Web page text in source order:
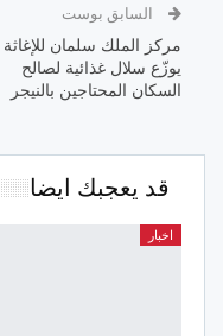
السابق بوست
مركز الملك سلمان للإغاثة
يوزّع سلال غذائية لصالح
السكان المحتاجين بالنيجر
قد يعجبك ايضا
اخبار